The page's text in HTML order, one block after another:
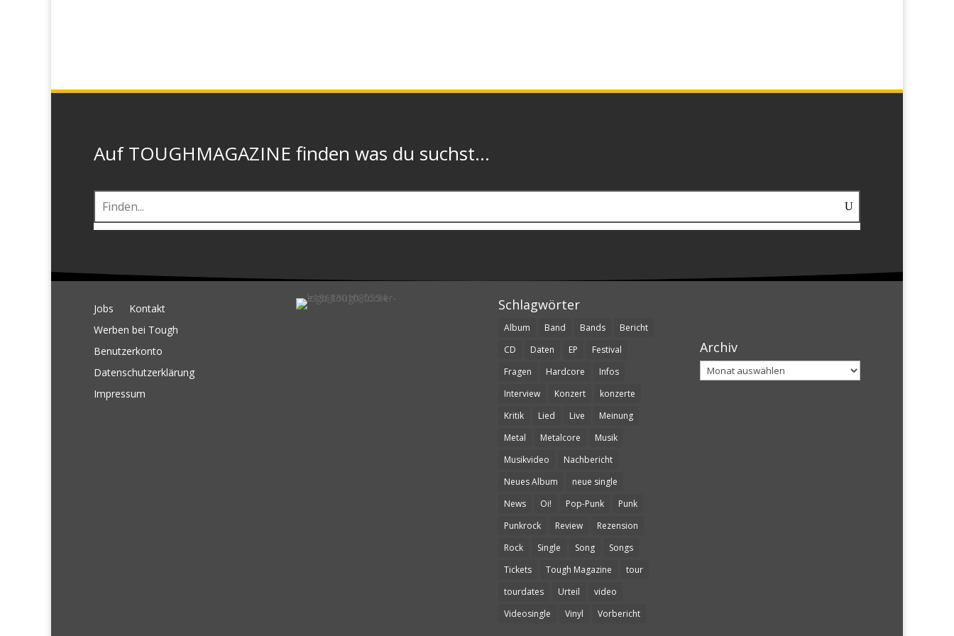
Auf TOUGHMAGAZINE finden was du suchst...
Jobs
Kontakt
Werben bei Tough
Benutzerkonto
Datenschutzerklärung
Impressum
Schlagwörter
Album Band Bands
Bericht
CD
Daten EP
Festival
Fragen
Hardcore
Infos
Interview
Konzert
konzerte
Kritik
Lied Live
Meinung
Metal
Metalcore
Musik
Musikvideo
Nachbericht
Neues Album
neue single
News
Oi! Pop-Punk
Punk
Punkrock
Review
Rezension
Rock
Single Song
Songs
Tickets
Tough Magazine
tour
tourdates
Urteil
video
Videosingle
Vinyl Vorbericht
Archiv
Archiv